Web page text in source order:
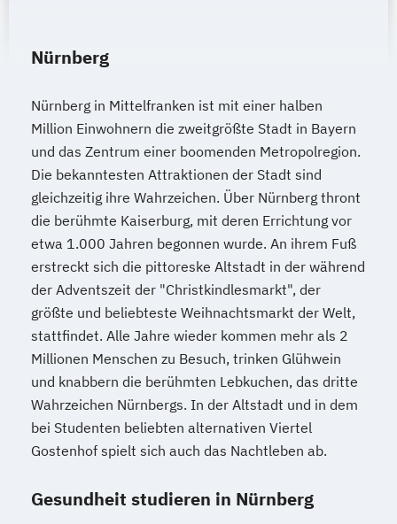
Nürnberg
Nürnberg in Mittelfranken ist mit einer halben
Million Einwohnern die zweitgrößte Stadt in Bayern
und das Zentrum einer boomenden Metropolregion.
Die bekanntesten Attraktionen der Stadt sind
gleichzeitig ihre Wahrzeichen. Über Nürnberg thront
die berühmte Kaiserburg, mit deren Errichtung vor
etwa 1.000 Jahren begonnen wurde. An ihrem Fuß
erstreckt sich die pittoreske Altstadt in der während
der Adventszeit der "Christkindlesmarkt", der
größte und beliebteste Weihnachtsmarkt der Welt,
stattfindet. Alle Jahre wieder kommen mehr als 2
Millionen Menschen zu Besuch, trinken Glühwein
und knabbern die berühmten Lebkuchen, das dritte
Wahrzeichen Nürnbergs. In der Altstadt und in dem
bei Studenten beliebten alternativen Viertel
Gostenhof spielt sich auch das Nachtleben ab.
Gesundheit studieren in Nürnberg